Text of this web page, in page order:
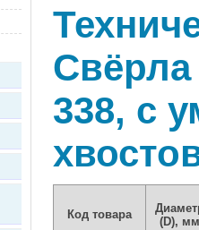
Свёрла
338, с
Код товара
(D), мм